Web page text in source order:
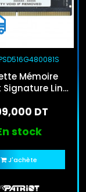
Mémoire
DIMMDT
stock
J'achète